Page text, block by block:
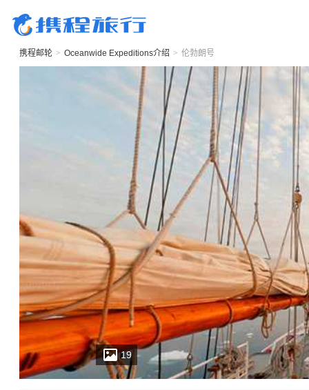
携程邮轮 > Oceanwide Expeditions介绍 > 伦勃朗号
19